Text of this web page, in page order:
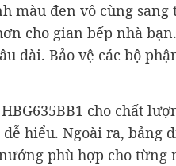
màu đen vô cùng
cho gian bếp nhà
dài. Bảo vệ các bộ
cho chất
hiểu. Ngoài ra, bảng
phù hợp cho từng